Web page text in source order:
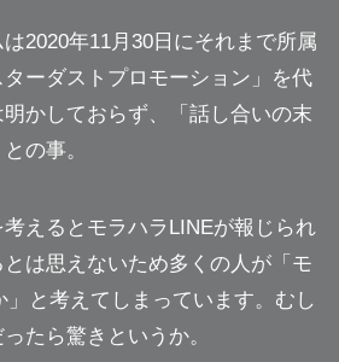
2020年11月30日にそれまで所属
ーダストプロモーション」を代
かしておらず、
「話し合いの末
の事。
えるとモラハラLINEが報じられ
は思えないため多くの人が「モ
と考えてしまっています。 むし
たら驚きというか。